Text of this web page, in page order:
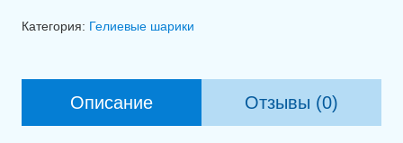
Категория: Гелиевые шарики
Описание Отзывы (0)